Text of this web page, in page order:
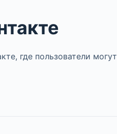
где пользователи могут